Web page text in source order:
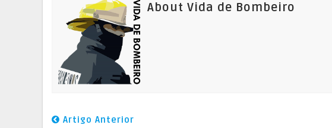
About Vida de Bombeiro
Artigo Anterior